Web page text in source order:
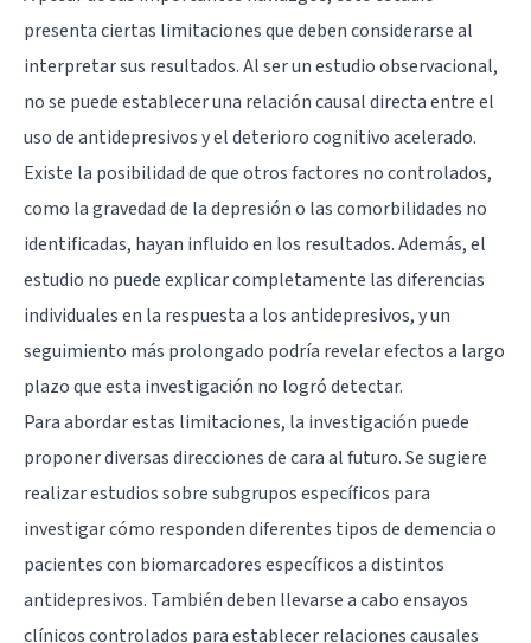
presenta ciertas limitaciones que deben considerarse al
interpretar sus resultados. Al ser un estudio observacional,
no se puede establecer una relación causal directa entre el
uso de antidepresivos y el deterioro cognitivo acelerado.
Existe la posibilidad de que otros factores no controlados,
como la gravedad de la depresión o las comorbilidades no
identificadas, hayan influido en los resultados. Además, el
estudio no puede explicar completamente las diferencias
individuales en la respuesta a los antidepresivos, y un
seguimiento más prolongado podría revelar efectos a largo
plazo que esta investigación no logró detectar.
Para abordar estas limitaciones, la investigación puede
proponer diversas direcciones de cara al futuro. Se sugiere
realizar estudios sobre subgrupos específicos para
investigar cómo responden diferentes tipos de demencia o
pacientes con biomarcadores específicos a distintos
antidepresivos. También deben llevarse a cabo ensayos
clínicos controlados para establecer relaciones causales